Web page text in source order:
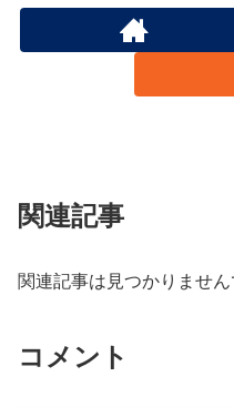
関連記事
関連記事は見つかりません
コメント